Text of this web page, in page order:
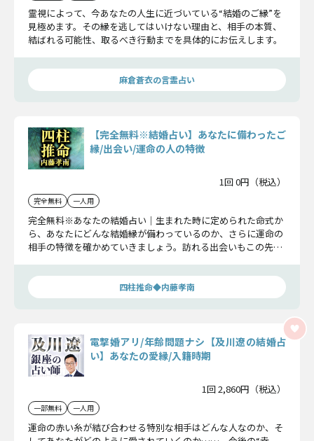
霊視によって、今あなたの人生に近づいている“結婚のご縁”を
見極めます。その縁を逃してはいけない理由と、相手の本質、
結ばれる可能性、取るべき行動までを具体的にお伝えします。
麻倉蒼衣の言霊占い
【完全無料※結婚占い】あなたに備わったご
縁/出会い/運命の人の特徴
1回 0円（税込）
完全無料 一人用
完全無料※あなたの結婚占い｜生まれた時に定められた命式か
ら、あなたにどんな結婚縁が備わっているのか、さらに運命の
相手の特徴を確かめていきましょう。訪れる出会いもこの先の
四柱推命◆内藤孝南
電撃婚アリ/年齢問題ナシ【及川遼の結婚占
い】あなたの愛縁/入籍時期
1回 2,860円（税込）
一部無料 一人用
運命の赤い糸が結び合わせる特別な相手はどんな人なのか、そ